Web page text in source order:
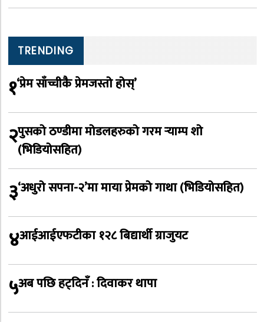
TRENDING
१‘प्रेम साँच्चीकै प्रेमजस्तो होस्’
२पुसको ठण्डीमा मोडलहरुको गरम र्‍याम्प शो
(भिडियोसहित)
३‘अधुरो सपना-२’मा माया प्रेमको गाथा (भिडियोसहित)
४आईआईएफटीका १२८ बिद्यार्थी ग्राजुयट
५अब पछि हट्दिनँ : दिवाकर थापा